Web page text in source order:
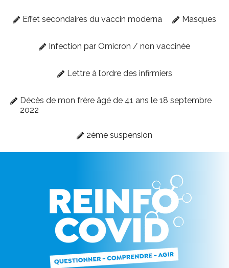
Effet secondaires du vaccin moderna Masques
Infection par Omicron / non vaccinée
Lettre à l’ordre des infirmiers
Décès de mon frère âgé de 41 ans le 18 septembre
2022
2ème suspension